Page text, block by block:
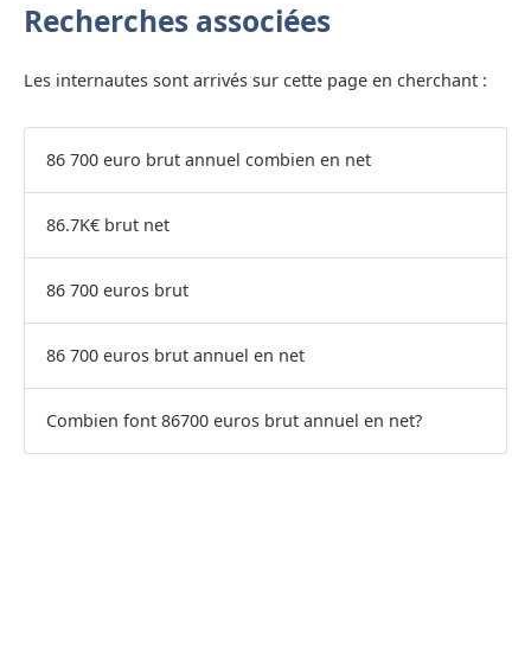
Recherches associées
Les internautes sont arrivés sur cette page en cherchant :
86 700 euro brut annuel combien en net
86.7K€ brut net
86 700 euros brut
86 700 euros brut annuel en net
Combien font 86700 euros brut annuel en net?